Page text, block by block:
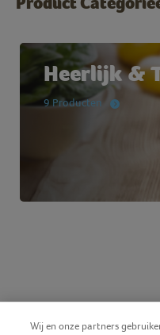
Heerlijk &
9 Producten
Wij en onze partners